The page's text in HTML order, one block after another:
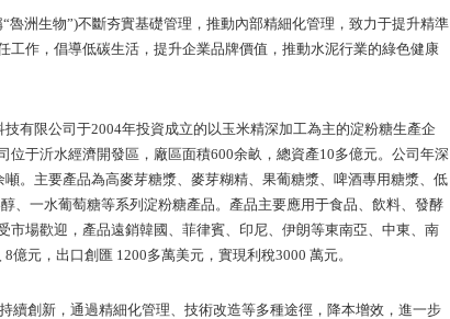
魯洲生物”)不斷夯實基礎管理，推動內部精細化管理，致力于提升精準
工作，倡導低碳生活，提升企業品牌價值，推動水泥行業的綠色健康
有限公司于2004年投資成立的以玉米精深加工為主的淀粉糖生產企
位于沂水經濟開發區，廠區面積600余畝，總資產10多億元。公司年深
。主要產品為高麥芽糖漿、麥芽糊精、果葡糖漿、啤酒專用糖漿、低
、一水葡萄糖等系列淀粉糖產品。產品主要應用于食品、飲料、發酵
市場歡迎，產品遠銷韓國、菲律賓、印尼、伊朗等東南亞、中東、南
元，出口創匯 1200多萬美元，實現利稅3000 萬元。
續創新，通過精細化管理、技術改造等多種途徑，降本增效，進一步